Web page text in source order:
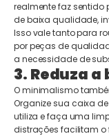
realmente faz sentido
de baixa qualidade,
Isso vale tanto para
por peças de
a necessidade de
3. Reduza
O minimalismo
Organize sua caixa
utiliza e faça uma
distrações facilitam o